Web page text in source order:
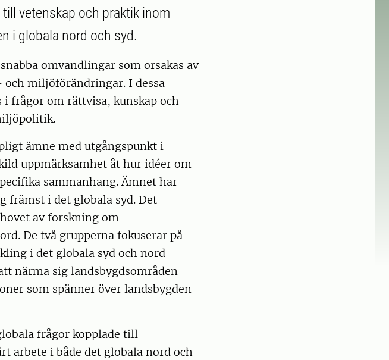
vetenskap och praktik inom
i globala nord och syd.
omvandlingar som orsakas av
miljöförändringar. I dessa
i frågor om rättvisa, kunskap och
ämne med utgångspunkt i
uppmärksamhet åt hur idéer om
sammanhang. Ämnet har
främst i det globala syd. Det
av forskning om
De två grupperna fokuserar på
i det globala syd och nord
närma sig landsbygdsområden
som spänner över landsbygden
frågor kopplade till
arbete i både det globala nord och